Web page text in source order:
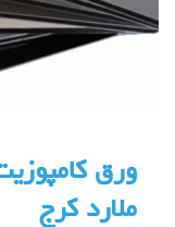
ورق
ملارد كرج